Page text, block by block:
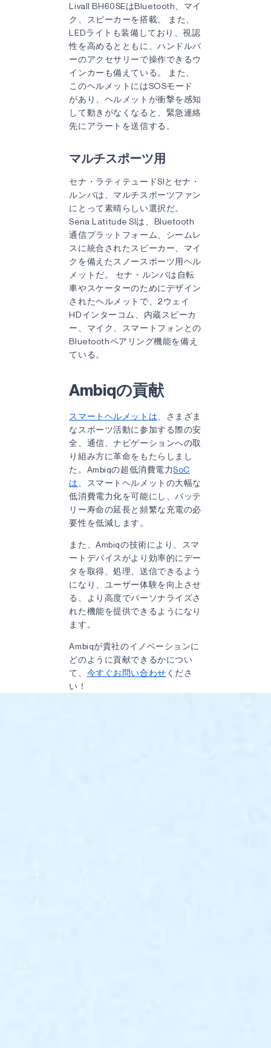
Livall BH60SEはBluetooth、マイ
ク、スピーカーを搭載。 また、
LEDライトも装備しており、視認
性を高めるとともに、ハンドルバ
ーのアクセサリーで操作できるウ
インカーも備えている。 また、
このヘルメットにはSOSモード
があり、ヘルメットが衝撃を感知
して動きがなくなると、緊急連絡
先にアラートを送信する。
マルチスポーツ用
セナ・ラティテュードSIとセナ・
ルンバは、マルチスポーツファン
にとって素晴らしい選択だ。
Sena Latitude SIは、Bluetooth
通信プラットフォーム、シームレ
スに統合されたスピーカー、マイ
クを備えたスノースポーツ用ヘル
メットだ。 セナ・ルンバは自転
車やスケーターのためにデザイン
されたヘルメットで、2ウェイ
HDインターコム、内蔵スピーカ
ー、マイク、スマートフォンとの
Bluetoothペアリング機能を備え
ている。
Ambiqの貢献
スマートヘルメットは 、さまざま
なスポーツ活動に参加する際の安
全、通信、ナビゲーションへの取
り組み方に革命をもたらしまし
た。Ambiqの超低消費電力SoC
は
、スマートヘルメットの大幅な
低消費電力化を可能にし、バッテ
リー寿命の延長と頻繁な充電の必
要性を低減します。
また、Ambiqの技術により、スマ
ートデバイスがより効率的にデー
タを取得、処理、送信できるよう
になり、ユーザー体験を向上させ
る、より高度でパーソナライズさ
れた機能を提供できるようになり
ます。
Ambiqが貴社のイノベーションに
どのように貢献できるかについ
て、 今すぐお問い合わせ くださ
い！